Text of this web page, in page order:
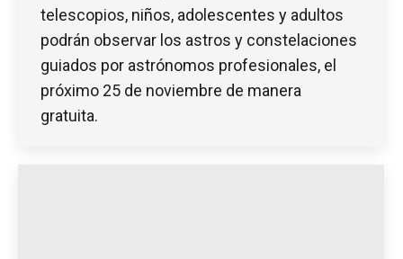
telescopios, niños, adolescentes y adultos
podrán observar los astros y constelaciones
guiados por astrónomos profesionales, el
próximo 25 de noviembre de manera
gratuita.